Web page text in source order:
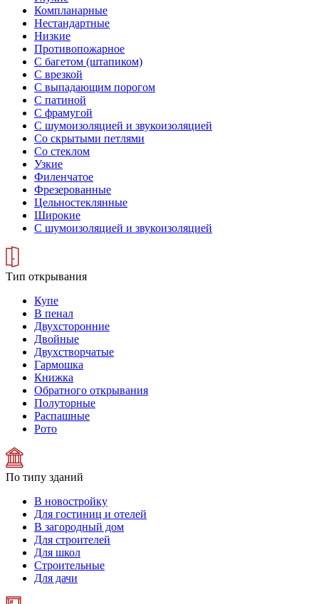
Компланарные
Нестандартные
Низкие
Противопожарное
С багетом (штапиком)
С врезкой
С выпадающим порогом
С патиной
С фрамугой
С шумоизоляцией и звукоизоляцией
Со скрытыми петлями
Со стеклом
Узкие
Филенчатое
Фрезерованные
Цельностеклянные
Широкие
С шумоизоляцией и звукоизоляцией
Тип открывания
Купе
В пенал
Двухсторонние
Двойные
Двухстворчатые
Гармошка
Книжка
Обратного открывания
Полуторные
Распашные
Рото
По типу зданий
В новостройку
Для гостиниц и отелей
В загородный дом
Для строителей
Для школ
Строительные
Для дачи